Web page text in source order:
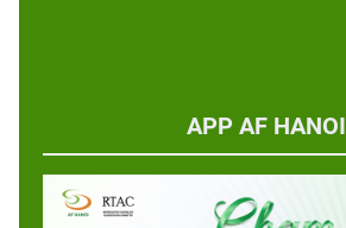
APP AF HANOI